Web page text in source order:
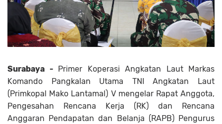
Surabaya -
Primer Koperasi Angkatan Laut Markas
Komando Pangkalan Utama TNI Angkatan Laut
(Primkopal Mako Lantamal) V mengelar Rapat Anggota,
Pengesahan Rencana Kerja (RK) dan Rencana
Anggaran Pendapatan dan Belanja (RAPB) Pengurus